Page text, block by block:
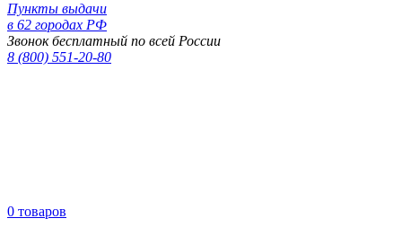
Пункты выдачи
в 62 городах РФ
Звонок бесплатный по всей России
8 (800) 551-20-80
0 товаров